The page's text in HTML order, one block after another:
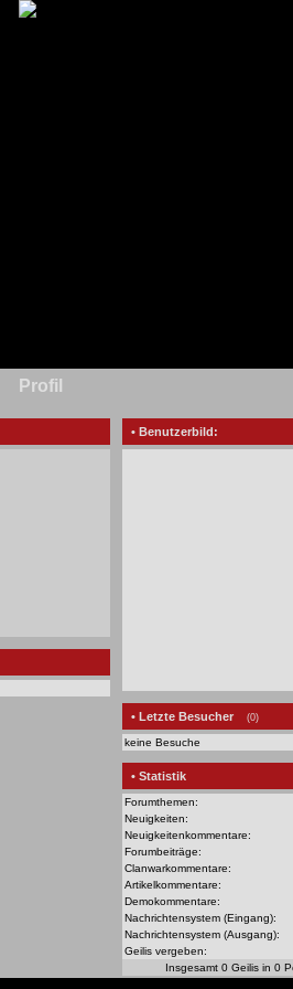
Profil
• Benutzerbild:
• Letzte Besucher (0)
keine Besuche
• Statistik
Forumthemen:
Neuigkeiten:
Neuigkeitenkommentare:
Forumbeiträge:
Clanwarkommentare:
Artikelkommentare:
Demokommentare:
Nachrichtensystem (Eingang):
Nachrichtensystem (Ausgang):
Geilis vergeben:
Insgesamt 0 Geilis in 0